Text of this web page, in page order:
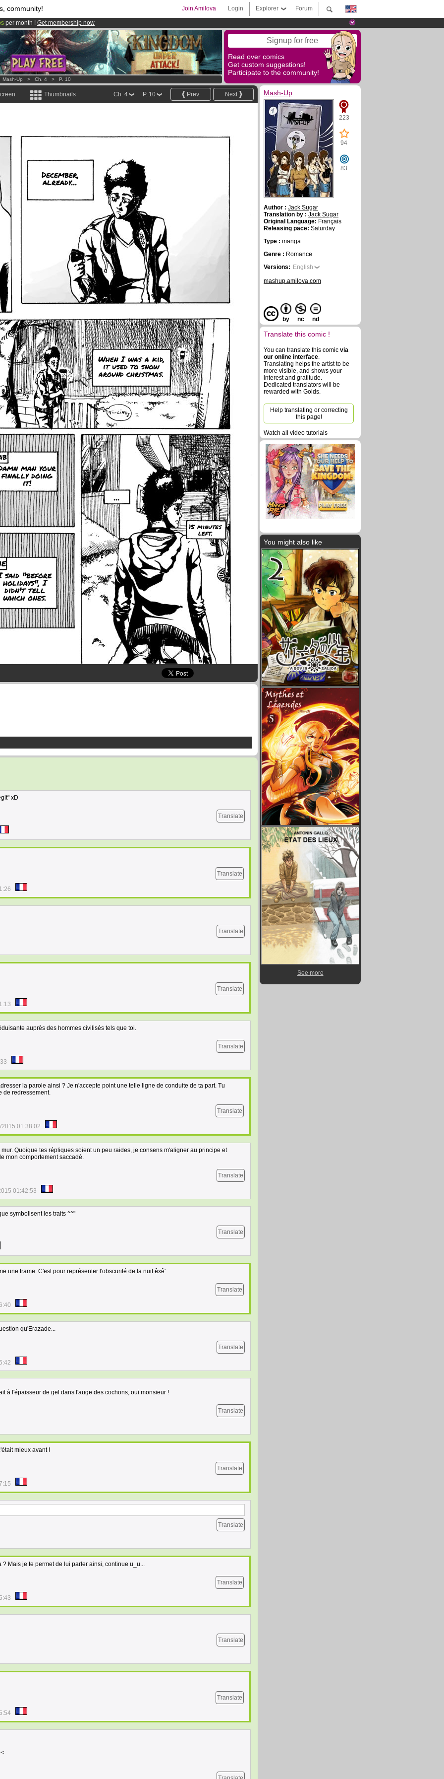
community! Forum
Explorer
Login
Join Amilova
per month ! Get membership now
comics & mangas!.
Signup for free
Read over comics
Get custom suggestions!
Participate to the community!
Mash-Up > Ch. 4 > P. 10
Thumbnails Next
Prev.
P. 10
Ch. 4
December,
already...
When I was a kid,
it used to snow
around christmas.
man your
finally doing
it!
said "before
holidays", I
didn't tell
which ones.
...
15 minutes
left.
xD
Translate
Translate
Translate
Translate
auprès des hommes civilisés tels que toi.
Translate
la parole ainsi ? Je n'accepte point une telle ligne de conduite de ta part. Tu
de redressement.
Translate
2015 01:38:02
Quoique tes répliques soient un peu raides, je consens m'aligner au principe et
mon comportement saccadé.
Translate
01:42:53
symbolisent les traits ^^"
Translate
une trame. C'est pour représenter l'obscurité de la nuit êxê'
Translate
qu'Erazade...
Translate
à l'épaisseur de gel dans l'auge des cochons, oui monsieur !
Translate
mieux avant !
Translate
Translate
Mais je te permet de lui parler ainsi, continue u_u...
Translate
Translate
Translate
Mash-Up
223
94
83
Author : Jack Sugar
Translation by : Jack Sugar
Original Language: Français
Releasing pace: Saturday
Type : manga
Genre : Romance
Versions: English
mashup.amilova.com
by nc nd
Translate this comic !
You can translate this comic via
our online interface.
Translating helps the artist to be
more visible, and shows your
interest and gratitude.
Dedicated translators will be
rewarded with Golds.
Help translating or correcting
this page!
Watch all video tutorials
You might also like
See more